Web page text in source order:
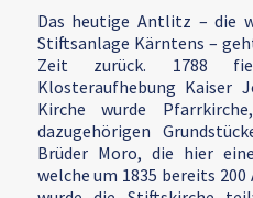
Das heutige Antlitz – die
Stiftsanlage Kärntens –
Zeit zurück. 1788
Klosteraufhebung Kaiser
Kirche wurde
dazugehörigen
Brüder Moro, die hier
welche um 1835 bereits